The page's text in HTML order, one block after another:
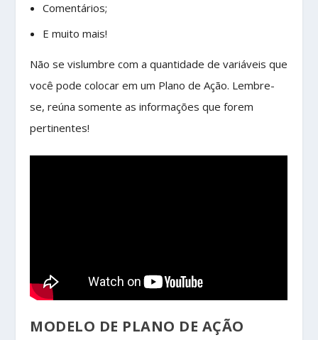
Comentários;
E muito mais!
Não se vislumbre com a quantidade de variáveis que
você pode colocar em um Plano de Ação. Lembre-
se, reúna somente as informações que forem
pertinentes!
MODELO DE PLANO DE AÇÃO